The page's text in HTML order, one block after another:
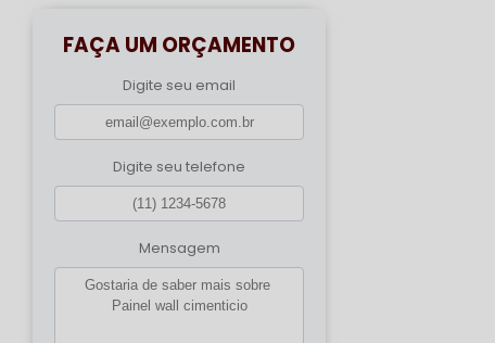
FAÇA UM ORÇAMENTO
Digite seu email
Digite seu telefone
Mensagem